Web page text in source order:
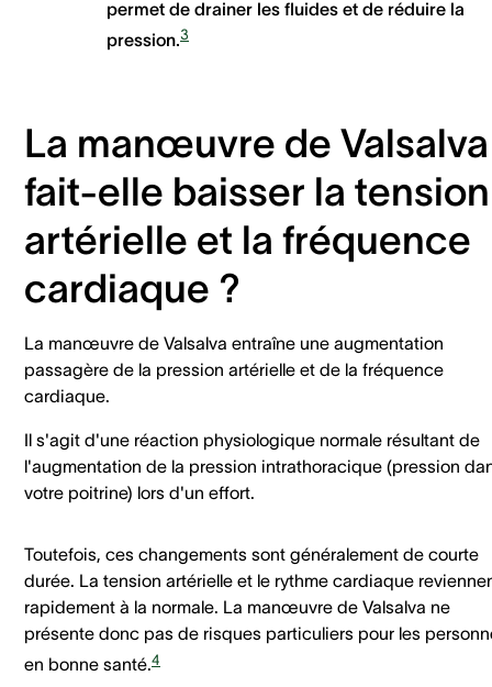
permet de drainer les fluides et de réduire la
pression.3
La manœuvre de Valsalva
fait-elle baisser la tension
artérielle et la fréquence
cardiaque ?
La manœuvre de Valsalva entraîne une augmentation
passagère de la pression artérielle et de la fréquence
cardiaque.
Il s'agit d'une réaction physiologique normale résultant de
l'augmentation de la pression intrathoracique (pression
votre poitrine) lors d'un effort.
Toutefois, ces changements sont généralement de courte
durée. La tension artérielle et le rythme cardiaque
rapidement à la normale. La manœuvre de Valsalva ne
présente donc pas de risques particuliers pour les
en bonne santé.4